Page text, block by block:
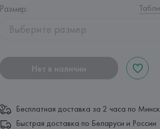
Размер:
Выберите размер
Нет в наличии
Бесплатная доставка за 2 часа по
Быстрая доставка по Беларуси и России